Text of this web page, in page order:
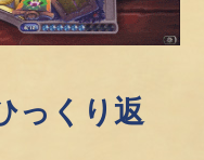
っくり返